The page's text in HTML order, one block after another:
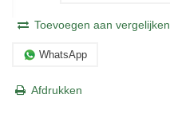
Toevoegen aan vergelijken
WhatsApp
Afdrukken